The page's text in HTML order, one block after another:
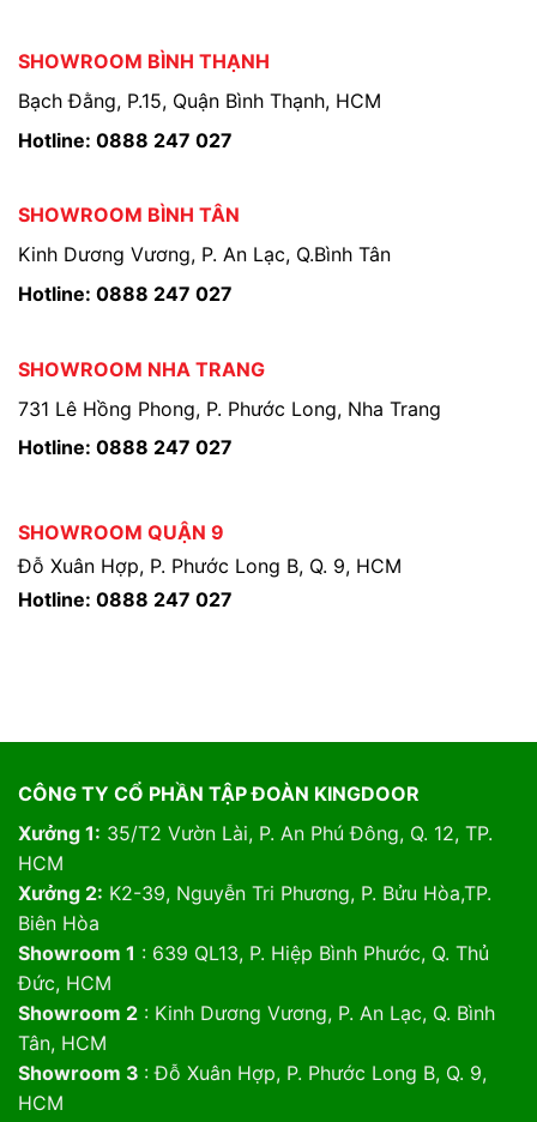
SHOWROOM BÌNH THẠNH
Bạch Đằng, P.15, Quận Bình Thạnh, HCM
Hotline: 0888 247 027
SHOWROOM BÌNH TÂN
Kinh Dương Vương, P. An Lạc, Q.Bình Tân
Hotline: 0888 247 027
SHOWROOM NHA TRANG
731 Lê Hồng Phong, P. Phước Long, Nha Trang
Hotline: 0888 247 027
SHOWROOM QUẬN 9
Đỗ Xuân Hợp, P. Phước Long B, Q. 9, HCM
Hotline: 0888 247 027
CÔNG TY CỔ PHẦN TẬP ĐOÀN KINGDOOR
Xưởng 1: 35/T2 Vườn Lài, P. An Phú Đông, Q. 12, TP.
HCM
Xưởng 2: K2-39, Nguyễn Tri Phương, P. Bửu Hòa,TP.
Biên Hòa
Showroom 1 : 639 QL13, P. Hiệp Bình Phước, Q. Thủ
Đức, HCM
Showroom 2: Kinh Dương Vương, P. An Lạc, Q. Bình
Tân, HCM
Showroom 3 : Đỗ Xuân Hợp, P. Phước Long B, Q. 9,
HCM